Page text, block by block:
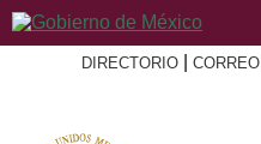
DIRECTORIO CORREO